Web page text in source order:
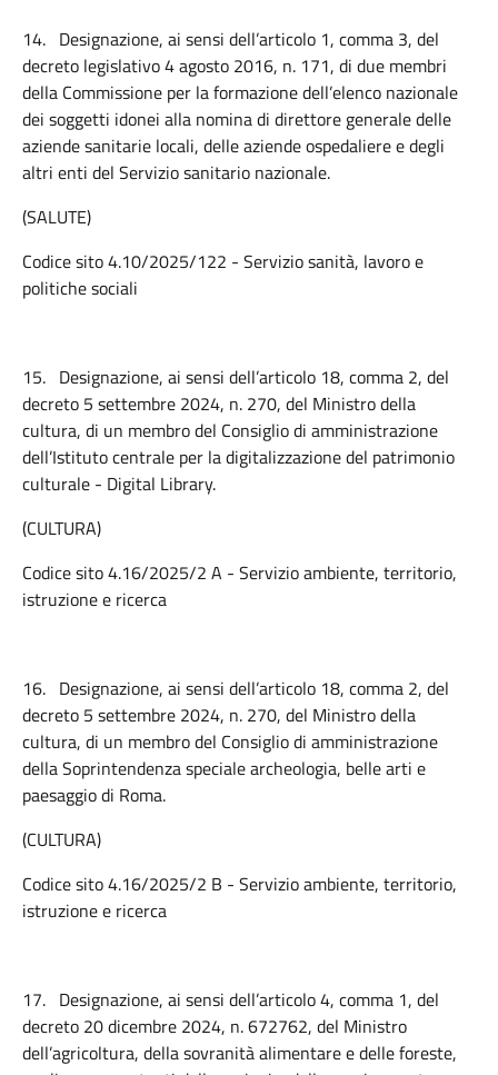
14. Designazione, ai sensi dell’articolo 1, comma 3, del
decreto legislativo 4 agosto 2016, n. 171, di due membri
della Commissione per la formazione dell’elenco nazionale
dei soggetti idonei alla nomina di direttore generale delle
aziende sanitarie locali, delle aziende ospedaliere e degli
altri enti del Servizio sanitario nazionale.
(SALUTE)
Codice sito 4.10/2025/122 - Servizio sanità, lavoro e
politiche sociali
15. Designazione, ai sensi dell’articolo 18, comma 2, del
decreto 5 settembre 2024, n. 270, del Ministro della
cultura, di un membro del Consiglio di amministrazione
dell’Istituto centrale per la digitalizzazione del patrimonio
culturale - Digital Library.
(CULTURA)
Codice sito 4.16/2025/2 A - Servizio ambiente, territorio,
istruzione e ricerca
16. Designazione, ai sensi dell’articolo 18, comma 2, del
decreto 5 settembre 2024, n. 270, del Ministro della
cultura, di un membro del Consiglio di amministrazione
della Soprintendenza speciale archeologia, belle arti e
paesaggio di Roma.
(CULTURA)
Codice sito 4.16/2025/2 B - Servizio ambiente, territorio,
istruzione e ricerca
17. Designazione, ai sensi dell’articolo 4, comma 1, del
decreto 20 dicembre 2024, n. 672762, del Ministro
dell’agricoltura, della sovranità alimentare e delle foreste,